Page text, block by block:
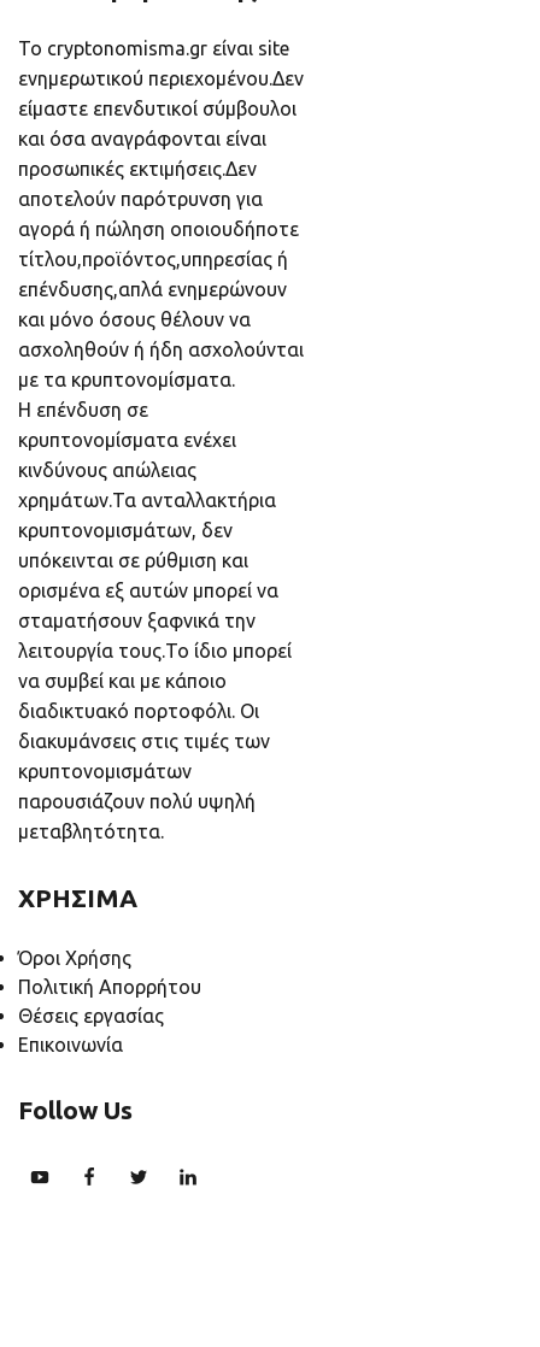
Το cryptonomisma.gr είναι site
ενημερωτικού περιεχομένου.Δεν
είμαστε επενδυτικοί σύμβουλοι
και όσα αναγράφονται είναι
προσωπικές εκτιμήσεις.Δεν
αποτελούν παρότρυνση για
αγορά ή πώληση οποιουδήποτε
τίτλου,προϊόντος,υπηρεσίας ή
επένδυσης,απλά ενημερώνουν
και μόνο όσους θέλουν να
ασχοληθούν ή ήδη ασχολούνται
με τα κρυπτονομίσματα.
Η επένδυση σε
κρυπτονομίσματα ενέχει
κινδύνους απώλειας
χρημάτων.Τα ανταλλακτήρια
κρυπτονομισμάτων, δεν
υπόκεινται σε ρύθμιση και
ορισμένα εξ αυτών μπορεί να
σταματήσουν ξαφνικά την
λειτουργία τους.Το ίδιο μπορεί
να συμβεί και με κάποιο
διαδικτυακό πορτοφόλι. Οι
διακυμάνσεις στις τιμές των
κρυπτονομισμάτων
παρουσιάζουν πολύ υψηλή
μεταβλητότητα.
ΧΡΗΣΙΜΑ
Όροι Χρήσης
Πολιτική Απορρήτου
Θέσεις εργασίας
Επικοινωνία
Follow Us